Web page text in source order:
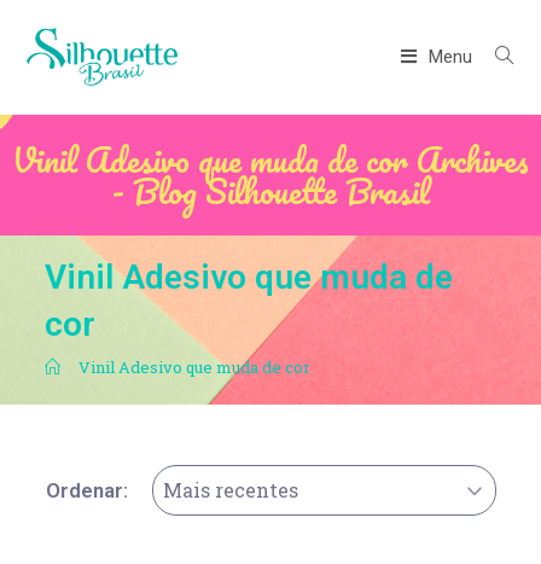
Menu
Vinil Adesivo que muda de cor Archives
- Blog Silhouette Brasil
Vinil Adesivo que muda de
cor
. Vinil Adesivo que muda de cor
Ordenar: Mais recentes